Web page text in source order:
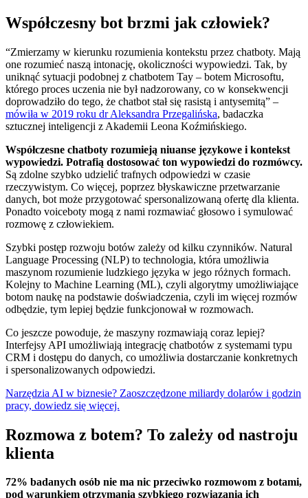
Współczesny bot brzmi jak człowiek?
“Zmierzamy w kierunku rozumienia kontekstu przez chatboty. Mają
one rozumieć naszą intonację, okoliczności wypowiedzi. Tak, by
uniknąć sytuacji podobnej z chatbotem Tay – botem Microsoftu,
którego proces uczenia nie był nadzorowany, co w konsekwencji
doprowadziło do tego, że chatbot stał się rasistą i antysemitą” –
mówiła w 2019 roku dr Aleksandra Przegalińska, badaczka
sztucznej inteligencji z Akademii Leona Koźmińskiego.
Współczesne chatboty rozumieją niuanse językowe i kontekst
wypowiedzi. Potrafią dostosować ton wypowiedzi do rozmówcy.
Są zdolne szybko udzielić trafnych odpowiedzi w czasie
rzeczywistym. Co więcej, poprzez błyskawiczne przetwarzanie
danych, bot może przygotować spersonalizowaną ofertę dla klienta.
Ponadto voiceboty mogą z nami rozmawiać głosowo i symulować
rozmowę z człowiekiem.
Szybki postęp rozwoju botów zależy od kilku czynników. Natural
Language Processing⁢ (NLP) to technologia, która umożliwia
maszynom rozumienie ludzkiego języka w jego różnych formach.
Kolejny to Machine Learning⁢ (ML), czyli algorytmy umożliwiające
botom naukę na podstawie doświadczenia, czyli im więcej rozmów
odbędzie, tym lepiej będzie funkcjonował w rozmowach.
Co jeszcze powoduje, że maszyny rozmawiają coraz lepiej?
Interfejsy API umożliwiają integrację chatbotów z systemami typu
CRM i dostępu do danych, co umożliwia dostarczanie konkretnych
i spersonalizowanych odpowiedzi.
Narzędzia AI w biznesie? Zaoszczędzone miliardy dolarów i godzin
pracy, dowiedz się więcej.
Rozmowa z botem? To zależy od nastroju
klienta
72% badanych osób nie ma nic przeciwko rozmowom z botami,
pod warunkiem otrzymania szybkiego rozwiązania ich